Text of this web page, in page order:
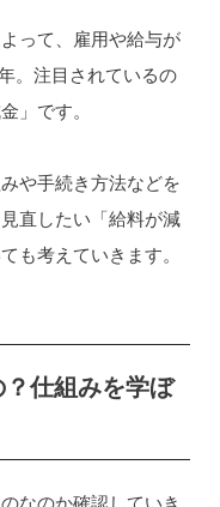
って、雇用や給与が
。注目されているの
」です。
や手続き方法などを
直したい「給料が減
も考えていきます。
仕組みを学ぼ
なのか確認していき